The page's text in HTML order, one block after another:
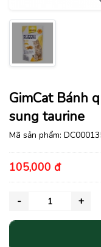
GimCat Bánh
sung taurine
Mã sản phẩm:
105,000 đ